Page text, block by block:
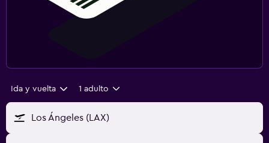
Ida y vuelta 1 adulto
Los Ángeles (LAX)